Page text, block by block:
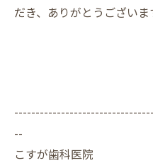
だき、ありがとうございま
--
こすが歯科医院